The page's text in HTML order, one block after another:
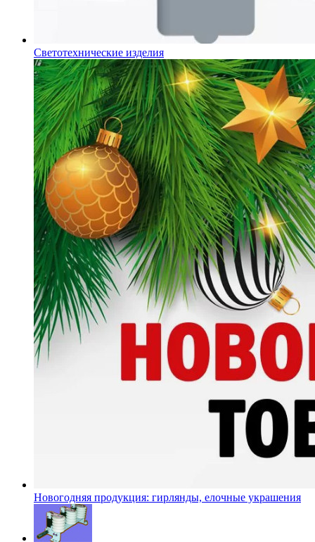
Светотехнические изделия
Новогодняя продукция: гирлянды, елочные украшения